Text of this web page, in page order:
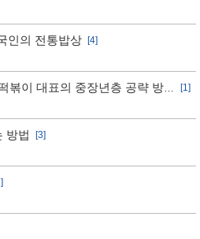
인의 전통밥상
[4]
볶이 대표의 중장년층 공략 방
[1]
방법
[3]